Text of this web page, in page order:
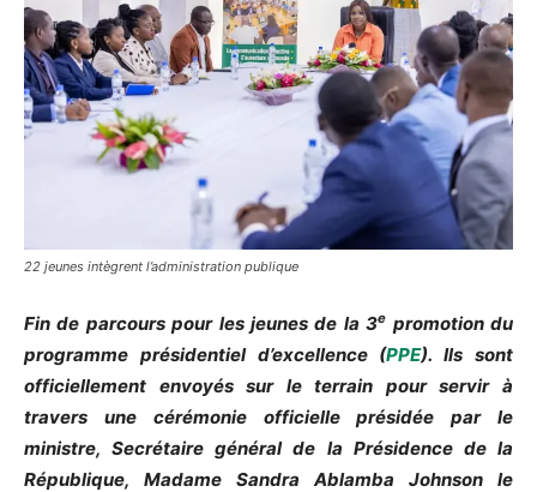
22 jeunes intègrent l’administration publique
Fin de parcours pour les jeunes de la 3e promotion du
programme présidentiel d’excellence (PPE). Ils sont
officiellement envoyés sur le terrain pour servir à
travers une cérémonie officielle présidée par le
ministre, Secrétaire général de la Présidence de la
République, Madame Sandra Ablamba Johnson le